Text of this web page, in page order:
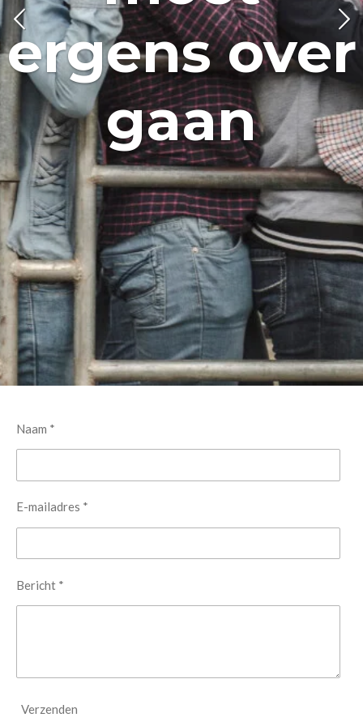
ergens over
gaan
Naam *
E-mailadres *
Bericht *
Verzenden